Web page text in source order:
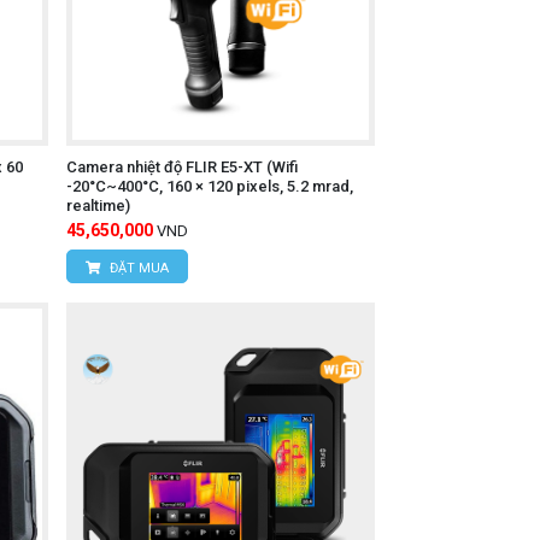
nhớ (nếu có).
liên hệ trực tiếp với chúng tôi:
TP Hà Nội
60
Camera nhiệt độ FLIR E5-XT (Wifi
-20°C~400°C, 160 × 120 pixels, 5.2 mrad,
realtime)
45,650,000 VND
ĐẶT MUA